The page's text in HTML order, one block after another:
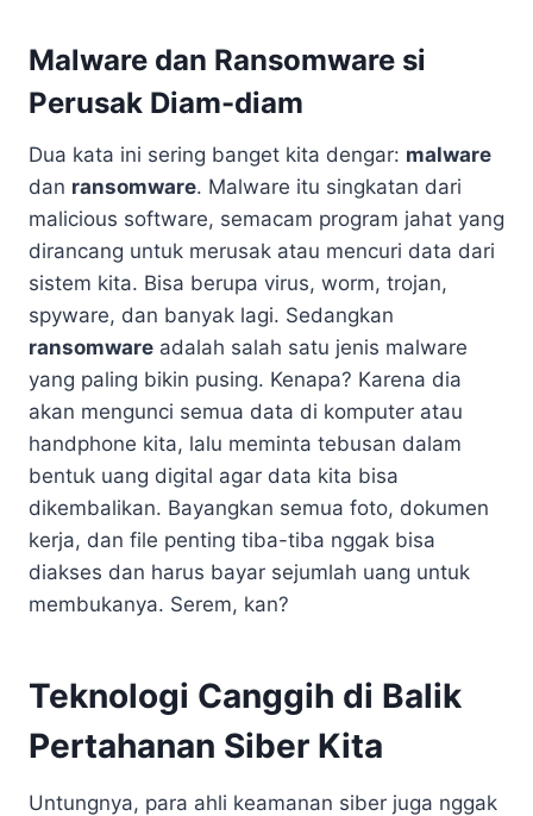
Malware dan Ransomware si
Perusak Diam-diam
Dua kata ini sering banget kita dengar: malware
dan ransomware. Malware itu singkatan dari
malicious software, semacam program jahat yang
dirancang untuk merusak atau mencuri data dari
sistem kita. Bisa berupa virus, worm, trojan,
spyware, dan banyak lagi. Sedangkan
ransomware adalah salah satu jenis malware
yang paling bikin pusing. Kenapa? Karena dia
akan mengunci semua data di komputer atau
handphone kita, lalu meminta tebusan dalam
bentuk uang digital agar data kita bisa
dikembalikan. Bayangkan semua foto, dokumen
kerja, dan file penting tiba-tiba nggak bisa
diakses dan harus bayar sejumlah uang untuk
membukanya. Serem, kan?
Teknologi Canggih di Balik
Pertahanan Siber Kita
Untungnya, para ahli keamanan siber juga nggak